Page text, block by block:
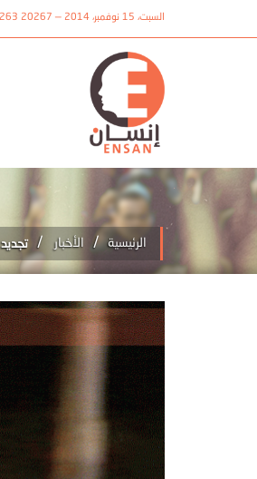
السبت، 15 نوفمبر، 2014 — 20267 20263 20261
الرئيسية / الأخبار / تجديد